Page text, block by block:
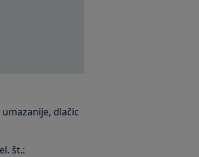
dlačic
št.: